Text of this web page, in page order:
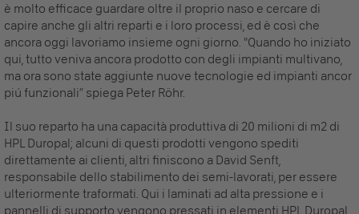
è molto efficace guardare oltre il proprio naso e cercare di
capire anche gli altri reparti e i loro processi, ed è così che
ancora oggi lavoriamo insieme ogni giorno. "Quando ho iniziato
qui, tutto veniva ancora prodotto con degli impianti multivano,
ma ora sono state aggiunte nuove tecnologie ed impianti ancor
piú funzionali” spiega Peter Röhr.
Il suo reparto ha una capacità produttiva di 20 milioni di m2 di
HPL Duropal; alcuni di questi prodotti vengono spediti
direttamente ai clienti, altri finiscono a David Senft,
responsabile dello stabilimento dei semi-lavorati, per essere
ulteriormente traformati. Qui i laminati ad alta pressione e i
pannelli di supporto vengono pressati in elementi HPL Duropal